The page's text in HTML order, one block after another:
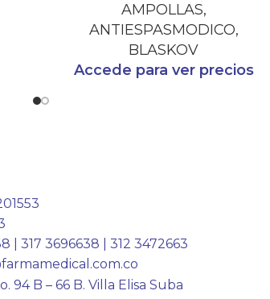
AMPOLLAS,
ANTIESPASMODICO,
BLASKOV
Accede para ver precios
| 317 3696638 | 312 3472663
94 B – 66 B. Villa Elisa Suba